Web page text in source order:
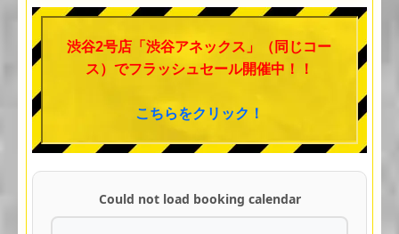
渋谷2号店「渋谷アネックス」（同じコー
ス）でフラッシュセール開催中！！
こちらをクリック！
Could not load booking calendar